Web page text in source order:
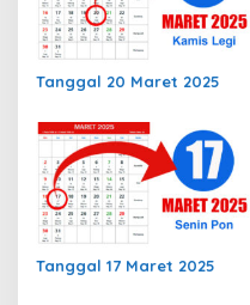
Tanggal 20 Maret 2025
Tanggal 17 Maret 2025